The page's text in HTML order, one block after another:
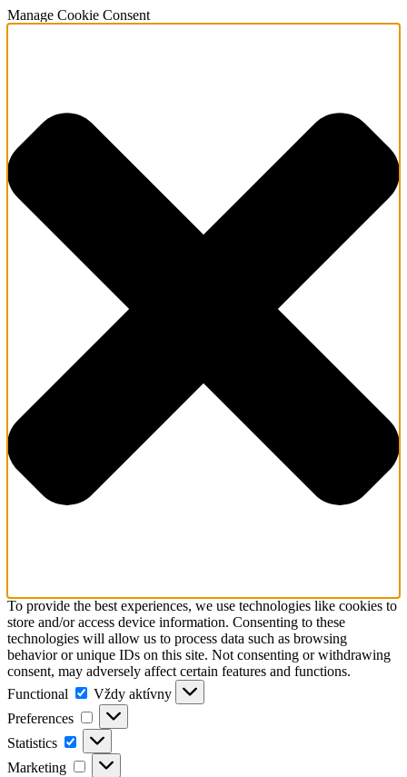
Manage Cookie Consent
To provide the best experiences, we use technologies like cookies to
store and/or access device information. Consenting to these
technologies will allow us to process data such as browsing
behavior or unique IDs on this site. Not consenting or withdrawing
consent, may adversely affect certain features and functions.
Functional
Functional
Vždy aktívny
Preferences
Preferences
Statistics Statistics
Marketing Marketing